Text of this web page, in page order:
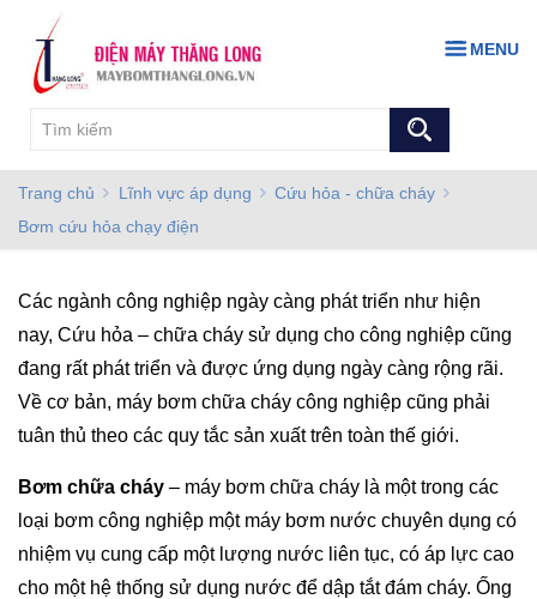
MENU
Trang chủ Lĩnh vực áp dụng
Cứu hỏa - chữa cháy
Bơm cứu hỏa chạy điện
Các ngành công nghiệp ngày càng phát triển như hiện
nay, Cứu hỏa – chữa cháy sử dụng cho công nghiệp cũng
đang rất phát triển và được ứng dụng ngày càng rộng rãi.
Về cơ bản, máy bơm chữa cháy công nghiệp cũng phải
tuân thủ theo các quy tắc sản xuất trên toàn thế giới.
Bơm chữa cháy – máy bơm chữa cháy là một trong các
loại bơm công nghiệp một máy bơm nước chuyên dụng có
nhiệm vụ cung cấp một lượng nước liên tục, có áp lực cao
cho một hệ thống sử dụng nước để dập tắt đám cháy. Ống